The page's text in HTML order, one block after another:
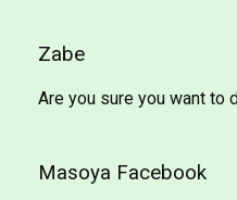
Zabe
Are you sure you want to
Masoya Facebook